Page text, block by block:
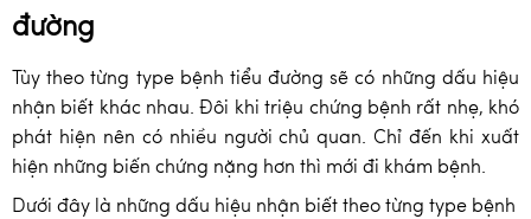
đường
Tùy theo từng type bệnh tiểu đường sẽ có những dấu hiệu
nhận biết khác nhau. Đôi khi triệu chứng bệnh rất nhẹ, khó
phát hiện nên có nhiều người chủ quan. Chỉ đến khi xuất
hiện những biến chứng nặng hơn thì mới đi khám bệnh.
Dưới đây là những dấu hiệu nhận biết theo từng type bệnh